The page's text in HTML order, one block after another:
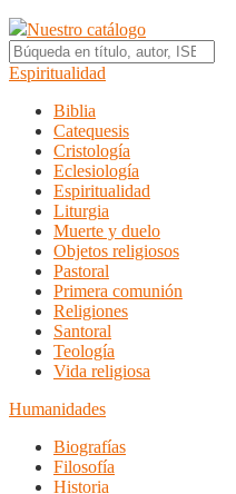
Nuestro catálogo
Espiritualidad
Biblia
Catequesis
Cristología
Eclesiología
Espiritualidad
Liturgia
Muerte y duelo
Objetos religiosos
Pastoral
Primera comunión
Religiones
Santoral
Teología
Vida religiosa
Humanidades
Biografías
Filosofía
Historia